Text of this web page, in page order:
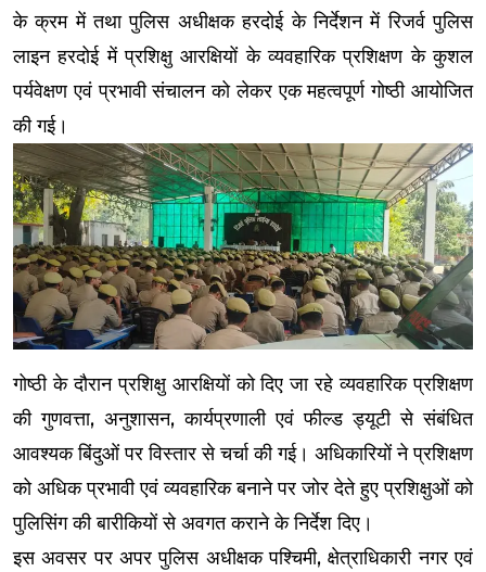
के क्रम में तथा पुलिस अधीक्षक हरदोई के निर्देशन में रिजर्व पुलिस
लाइन हरदोई में प्रशिक्षु आरक्षियों के व्यवहारिक प्रशिक्षण के कुशल
पर्यवेक्षण एवं प्रभावी संचालन को लेकर एक महत्वपूर्ण गोष्ठी आयोजित
की गई।
गोष्ठी के दौरान प्रशिक्षु आरक्षियों को दिए जा रहे व्यवहारिक प्रशिक्षण
की गुणवत्ता, अनुशासन, कार्यप्रणाली एवं फील्ड ड्यूटी से संबंधित
आवश्यक बिंदुओं पर विस्तार से चर्चा की गई। अधिकारियों ने प्रशिक्षण
को अधिक प्रभावी एवं व्यवहारिक बनाने पर जोर देते हुए प्रशिक्षुओं को
पुलिसिंग की बारीकियों से अवगत कराने के निर्देश दिए।
इस अवसर पर अपर पुलिस अधीक्षक पश्चिमी, क्षेत्राधिकारी नगर एवं